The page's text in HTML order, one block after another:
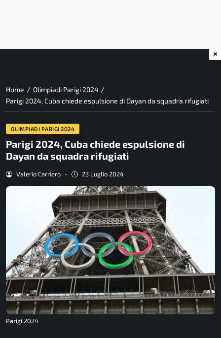
Home / Olimpiadi Parigi 2024 /
Parigi 2024, Cuba chiede espulsione di Dayan da squadra rifugiati
OLIMPIADI PARIGI 2024
Parigi 2024, Cuba chiede espulsione di
Dayan da squadra rifugiati
Valerio Carriero - 23 Luglio 2024
Parigi 2024
×